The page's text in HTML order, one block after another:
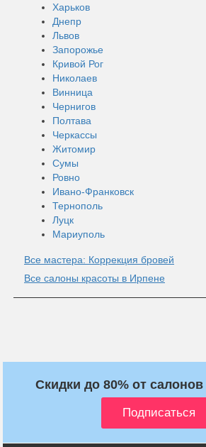
Харьков
Днепр
Львов
Запорожье
Кривой Рог
Николаев
Винница
Чернигов
Полтава
Черкассы
Житомир
Сумы
Ровно
Ивано-Франковск
Тернополь
Луцк
Мариуполь
Все мастера: Коррекция бровей
Все салоны красоты в Ирпене
Скидки до 80% от